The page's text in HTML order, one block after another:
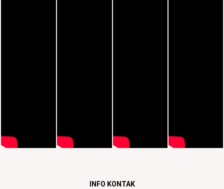
INFO KONTAK